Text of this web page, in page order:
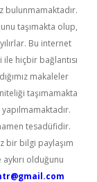
bulunmamaktadır.
taşımakta olup,
Bu internet
hiçbir bağlantısı
makaleler
taşımamakta
tesadüfidir.
bir bilgi paylaşım
olduğunu